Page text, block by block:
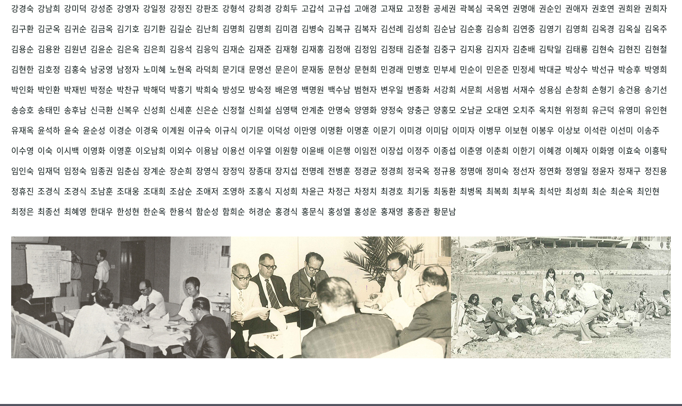
강경숙 강남희 강미덕 강성준 강영자 강일정 강정진 강판조 강형석 강희경 강희두 고갑석 고규섭 고애경 고재묘 고정환 공세권 곽복심 국옥연 권명애 권순인 권애자 권호연 권희완 권희자
김구환 김군옥 김귀순 김금옥 김기호 김기환 김길순 김난희 김명희 김명희 김미겸 김병숙 김복규 김복자 김선례 김성희 김순남 김순흥 김승희 김연중 김영기 김영희 김옥경 김옥실 김옥주
김용순 김용완 김원년 김윤순 김은옥 김은희 김응석 김응익 김재순 김재준 김재형 김재홍 김정애 김정임 김정태 김준철 김중구 김지용 김지자 김춘배 김탁일 김태룡 김현숙 김현진 김현철
김현한 김호정 김홍숙 남궁영 남정자 노미혜 노현옥 라덕희 문기대 문명선 문은이 문재동 문현상 문현희 민경래 민병호 민부세 민순이 민은준 민정세 박대균 박상수 박선규 박승후 박영희
박인화 박인환 박재빈 박정순 박찬규 박해덕 박흥기 박희숙 방성모 방숙정 배은영 백명원 백수남 범현자 변우일 변종화 서강희 서문희 서응범 서재수 성용심 손창희 손형기 송건용 송기선
송승호 송태민 송후남 신극환 신복우 신성희 신세훈 신은순 신정철 신희설 심영택 안계춘 안명숙 양영화 양정숙 양충근 양홍모 오남균 오대연 오치주 옥치현 위정희 유근덕 유영미 유인현
유재옥 윤석하 윤숙 윤순성 이경순 이경욱 이계원 이규숙 이규식 이기문 이덕성 이만영 이명환 이명훈 이문기 이미경 이미담 이미자 이병무 이보현 이봉우 이상보 이석란 이선미 이송주
이수영 이숙 이시백 이영화 이영훈 이오남희 이외수 이용남 이용선 이우열 이원향 이윤배 이은행 이임전 이장섭 이정주 이종섭 이춘영 이춘희 이한기 이혜경 이혜자 이화영 이효숙 이흥탁
임인숙 임재덕 임정숙 임종권 임춘심 장계순 장순희 장영식 장정익 장종대 장지섭 전명례 전병훈 정경균 정경희 정국옥 정규용 정명애 정미숙 정선자 정연화 정영일 정윤자 정재구 정진용
정휴진 조경식 조경식 조남훈 조대웅 조대희 조삼순 조애저 조영하 조홍식 지성희 차윤근 차정근 차정치 최경호 최기동 최동환 최병목 최복희 최부옥 최석만 최성희 최순 최순옥 최인현
최정은 최종선 최혜영 한대우 한성현 한순옥 한용석 함순성 함희순 허경순 홍경식 홍문식 홍성열 홍성운 홍재영 홍종관 황문남